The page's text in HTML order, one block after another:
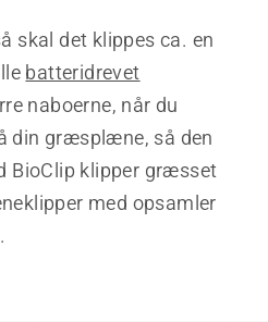
skal det klippes ca. en
batteridrevet
naboerne, når du
din græsplæne, så den
BioClip klipper græsset
med opsamler